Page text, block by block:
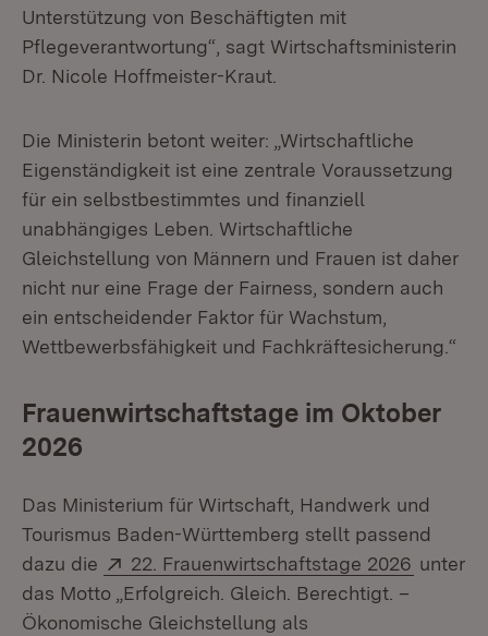
Unterstützung von Beschäftigten mit
Pflegeverantwortung“, sagt Wirtschaftsministerin
Dr. Nicole Hoffmeister-Kraut.
Die Ministerin betont weiter: „Wirtschaftliche
Eigenständigkeit ist eine zentrale Voraussetzung
für ein selbstbestimmtes und finanziell
unabhängiges Leben. Wirtschaftliche
Gleichstellung von Männern und Frauen ist daher
nicht nur eine Frage der Fairness, sondern auch
ein entscheidender Faktor für Wachstum,
Wettbewerbsfähigkeit und Fachkräftesicherung.“
Frauenwirtschaftstage im Oktober
2026
Das Ministerium für Wirtschaft, Handwerk und
Tourismus Baden-Württemberg stellt passend
dazu die
Extern:
22. Frauenwirtschaftstage 2026 (Öffnet
unter
das Motto „Erfolgreich. Gleich. Berechtigt. –
Ökonomische Gleichstellung als